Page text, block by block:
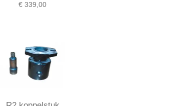
€ 339,00